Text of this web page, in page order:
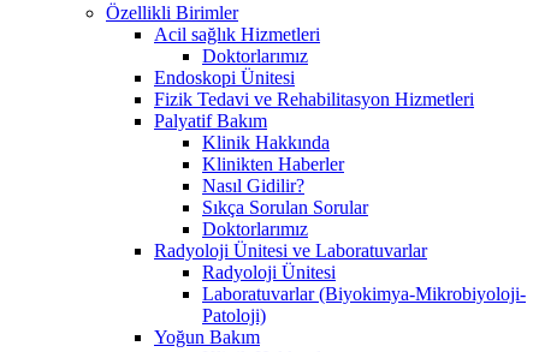
Özellikli Birimler
Acil sağlık Hizmetleri
Doktorlarımız
Endoskopi Ünitesi
Fizik Tedavi ve Rehabilitasyon Hizmetleri
Palyatif Bakım
Klinik Hakkında
Klinikten Haberler
Nasıl Gidilir?
Sıkça Sorulan Sorular
Doktorlarımız
Radyoloji Ünitesi ve Laboratuvarlar
Radyoloji Ünitesi
Laboratuvarlar (Biyokimya-Mikrobiyoloji-
Patoloji)
Yoğun Bakım